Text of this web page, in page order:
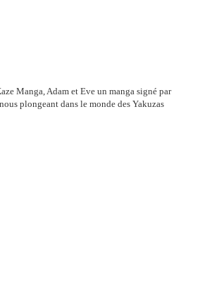
Manga, Adam et Eve un manga signé par
plongeant dans le monde des Yakuzas